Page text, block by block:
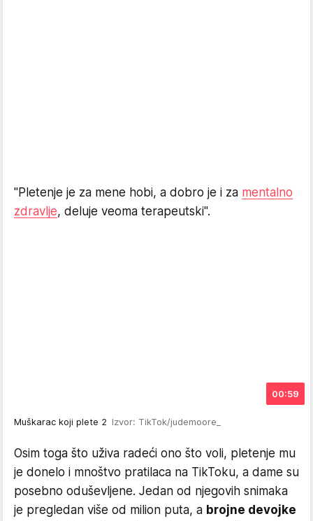
"Pletenje je za mene hobi, a dobro je i za mentalno
zdravlje, deluje veoma terapeutski".
00:59
Muškarac koji plete 2 Izvor: TikTok/judemoore_
Osim toga što uživa radeći ono što voli, pletenje mu
je donelo i mnoštvo pratilaca na TikToku, a dame su
posebno oduševljene. Jedan od njegovih snimaka
je pregledan više od milion puta, a brojne devojke